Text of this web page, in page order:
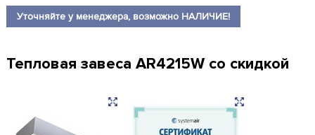
Уточняйте у менеджера, возможно НАЛИЧИЕ!
Тепловая завеса AR4215W со скидкой